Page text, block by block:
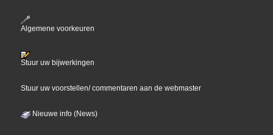
Algemene voorkeuren
Stuur uw bijwerkingen
Stuur uw voorstellen/ commentaren aan de webmaster
Nieuwe info (News)